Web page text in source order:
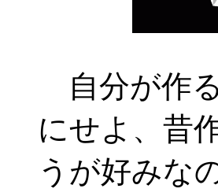
自分が作
にせよ、昔
うが好みな